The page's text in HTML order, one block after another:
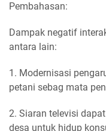
Pembahasan:
Dampak negatif
antara lain:
1. Modernisasi
petani sebag mata
2. Siaran televisi
desa untuk hidup